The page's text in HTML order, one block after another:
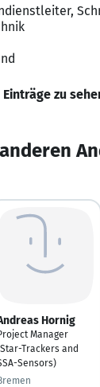
zu
Hornig
Manager
Trackers and
Sensors)